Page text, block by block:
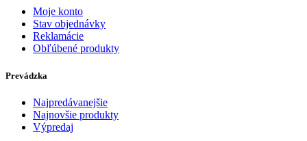
Moje konto
Stav objednávky
Reklamácie
Obľúbené produkty
Prevádzka
Najpredávanejšie
Najnovšie produkty
Výpredaj